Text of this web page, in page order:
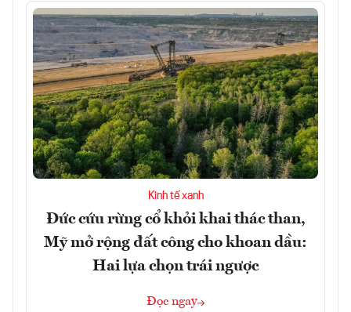
Kinh tế xanh
Đức cứu rừng cổ khỏi khai thác than,
Mỹ mở rộng đất công cho khoan dầu:
Hai lựa chọn trái ngược
Đọc ngay